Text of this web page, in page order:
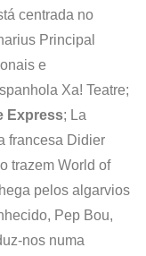
centrada no
Principal
e
Xa! Teatre;
Express; La
francesa Didier
trazem World of
pelos algarvios
Pep Bou,
nos numa